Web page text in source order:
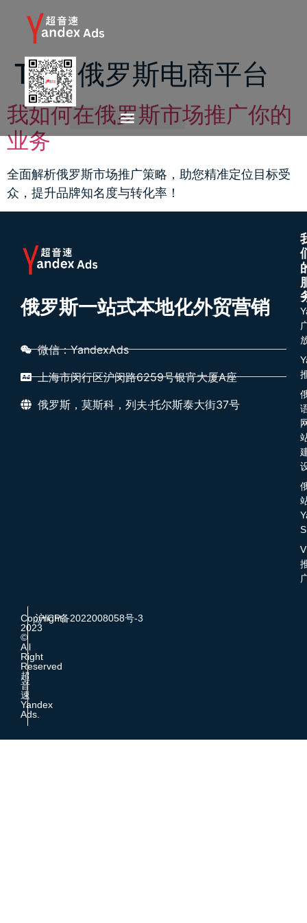
Tag:俄罗斯电商平台
我如何在俄罗斯市场推广你的
业务
全面解析俄罗斯市场推广策略，助您精准定位目标受
众，提升品牌知名度与转化率！
俄罗斯一站式本地化外贸营销
微信：YandexAds
上海市闵行区沪闵路6259号银宵大厦A座
俄罗斯，莫斯科，列夫·托尔斯泰大街37号
Copyright
2023
©
All
Right
Reserved
超
音
速
Yandex
Ads.
沪ICP备2022008058号-3